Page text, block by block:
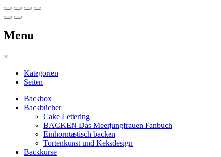
Menu
×
Kategorien
Seiten
Backbox
Backbücher
Cake Lettering
BACKEN Das Meerjungfrauen Fanbuch
Einhorntastisch backen
Tortenkunst und Keksdesign
Backkurse